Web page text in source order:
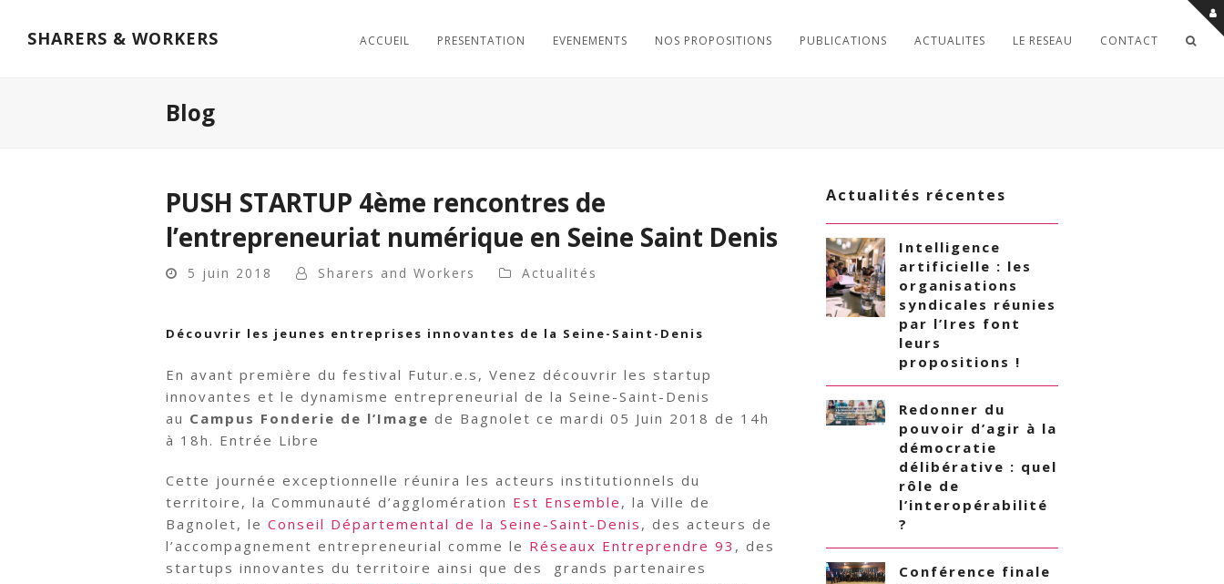
SHARERS & WORKERS ACCUEIL PRESENTATION EVENEMENTS NOS PROPOSITIONS PUBLICATIONS ACTUALITES LE RESEAU CONTACT
Blog
PUSH STARTUP 4ème rencontres de
l’entrepreneuriat numérique en Seine Saint Denis
5 juin 2018 Sharers and Workers Actualités
Découvrir les jeunes entreprises innovantes de la Seine-Saint-Denis
En avant première du festival Futur.e.s, Venez découvrir les startup
innovantes et le dynamisme entrepreneurial de la Seine-Saint-Denis
au Campus Fonderie de l’Image de Bagnolet ce mardi 05 Juin 2018 de 14h
à 18h. Entrée Libre
Cette journée exceptionnelle réunira les acteurs institutionnels du
territoire, la Communauté d’agglomération Est Ensemble , la Ville de
Bagnolet, le Conseil Départemental de la Seine-Saint-Denis , des acteurs de
l’accompagnement entrepreneurial comme le Réseaux Entreprendre 93 , des
startups innovantes du territoire ainsi que des grands partenaires
Actualités récentes
Intelligence
artificielle : les
organisations
syndicales réunies
par l’Ires font
leurs
propositions !
Redonner du
pouvoir d’agir à la
démocratie
délibérative : quel
rôle de
l’interopérabilité
?
Conférence finale